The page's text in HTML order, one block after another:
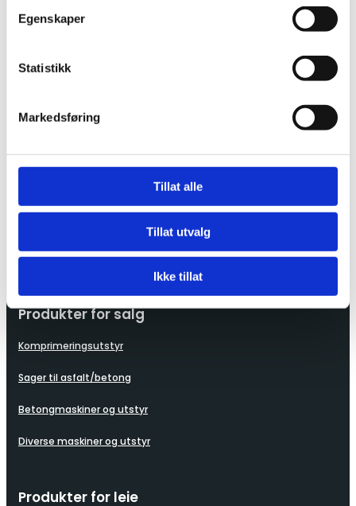
Egenskaper
Statistikk
Markedsføring
Tillat alle
Tillat utvalg
Ikke tillat
1067 Oslo
Produkter for salg
Komprimeringsutstyr
Sager til asfalt/betong
Betongmaskiner og utstyr
Diverse maskiner og utstyr
Produkter for leie